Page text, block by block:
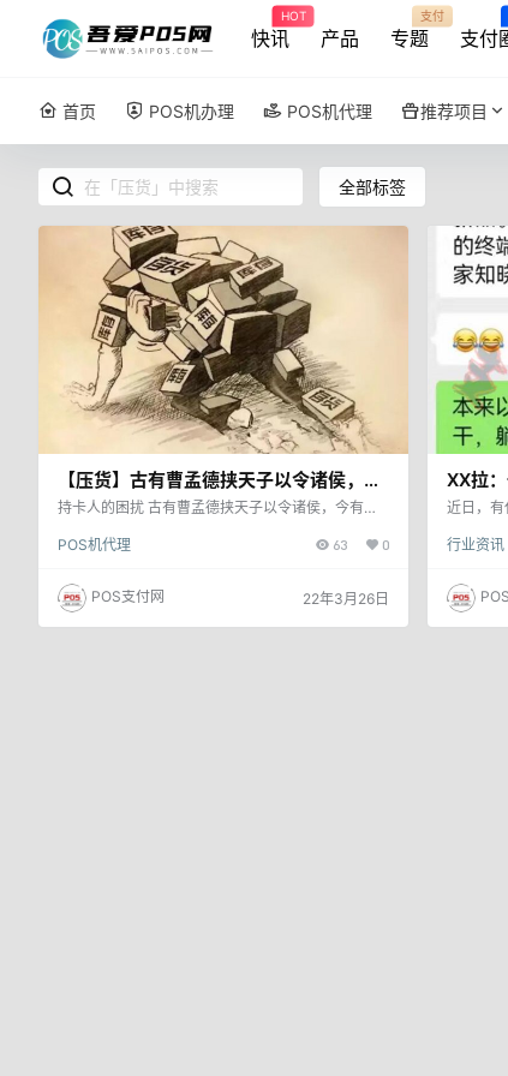
快讯
HOT
产品 专题
支付
支付
首页 POS机办理 POS机代理 推荐项目
全部标签
【压货】古有曹孟德挟天子以令诸侯，今
有上家挟分润以令代理
持卡人的困扰 古有曹孟德挟天子以令诸侯，今有上
货就是不继续合作了，分润可能关掉或者涨结算，来
理来说，是个巨大的负担，旧货未清，新货又来，累
如黄牛，不敢停歇。 在公司上班，也会有业绩考
核，也有业务指标，完不成，没有奖金，甚至开除。
POS机代理 63 0
POS支付网 22年3月26日
XX拉
约1.85
近日，有
数都算
快沟通
会，7家
货700万
行业资讯